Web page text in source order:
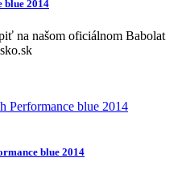
blue 2014
na našom oficiálnom Babolat
blue 2014